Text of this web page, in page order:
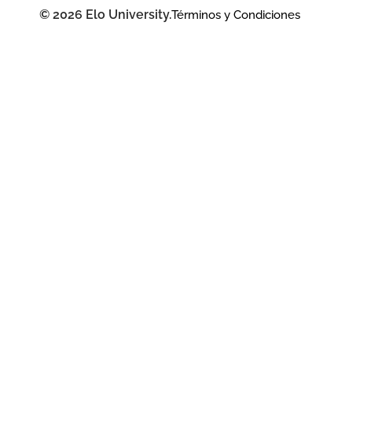
© 2026 Elo University.Términos y Condiciones